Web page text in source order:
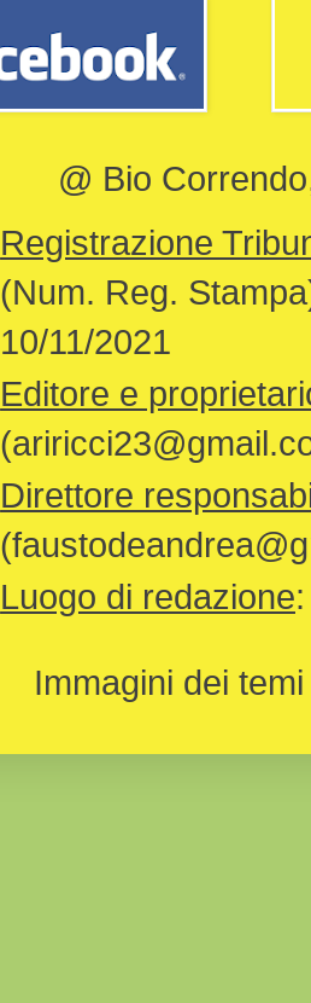
@ Bio
Registrazione
(Num. Reg.
10/11/2021
Editore e
Direttore
Luogo di redazione
Immagini dei